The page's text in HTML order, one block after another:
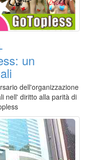
un
del­l'organizzazione
nell' diritto alla parità di